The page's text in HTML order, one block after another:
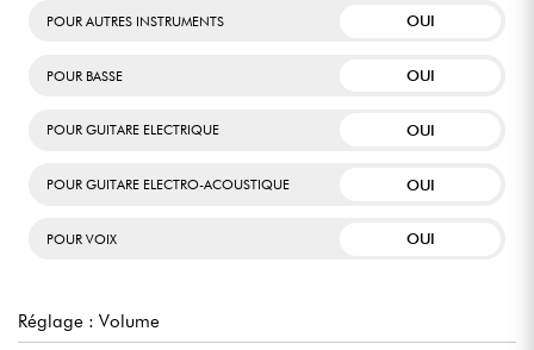
POUR AUTRES INSTRUMENTS OUI
POUR BASSE OUI
POUR GUITARE ELECTRIQUE OUI
POUR GUITARE ELECTRO-ACOUSTIQUE OUI
POUR VOIX OUI
Réglage : Volume